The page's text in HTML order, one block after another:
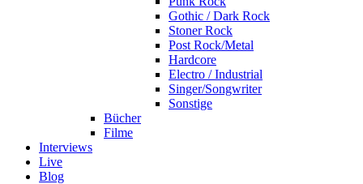
Gothic / Dark Rock
Stoner Rock
Post Rock/Metal
Hardcore
Electro / Industrial
Singer/Songwriter
Sonstige
Bücher
Filme
Interviews
Live
Blog